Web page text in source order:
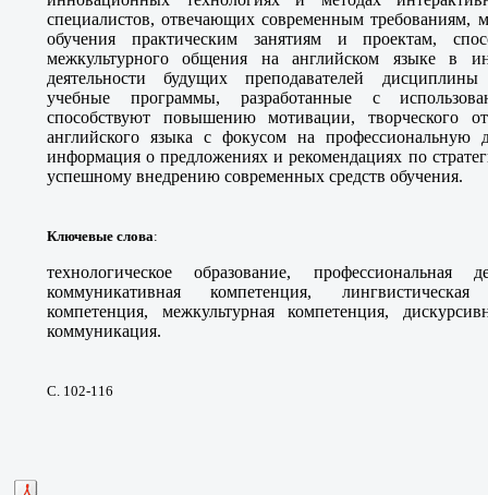
специалистов, отвечающих современным требованиям,
обучения практическим занятиям и проектам,
межкультурного общения на английском языке в
деятельности будущих преподавателей
учебные программы, разработанные с
способствуют повышению мотивации, творческого
английского языка с фокусом на профессиональную
информация о предложениях и рекомендациях по
успешному внедрению современных средств обучения.
Ключевые слова:
технологическое образование, профессиональная
коммуникативная компетенция, лингвистическая
компетенция, межкультурная компетенция,
коммуникация.
С. 102-116